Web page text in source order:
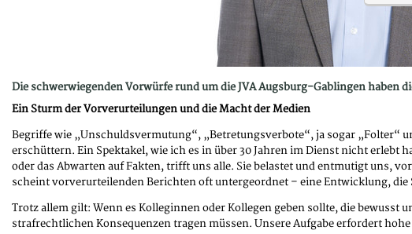
Die schwerwiegenden Vorwürfe rund um die JVA Augsburg-Gablingen haben
Ein Sturm der Vorverurteilungen und die Macht der Medien
Begriffe wie „Unschuldsvermutung“, „Betretungsverbote“, ja sogar „Folter“
erschüttern. Ein Spektakel, wie ich es in über 30 Jahren im Dienst nicht
oder das Abwarten auf Fakten, trifft uns alle. Sie belastet und entmutigt uns,
scheint vorverurteilenden Berichten oft untergeordnet – eine Entwicklung,
Trotz allem gilt: Wenn es Kolleginnen oder Kollegen geben sollte, die bewusst
strafrechtlichen Konsequenzen tragen müssen. Unsere Aufgabe erfordert